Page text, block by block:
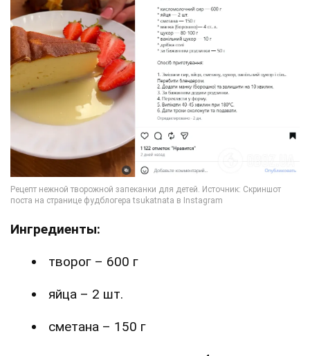
Ингредиенты:
творог – 600 г
яйца – 2 шт.
сметана – 150 г